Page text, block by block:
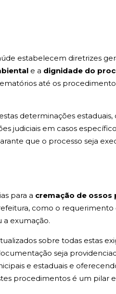
estabelecem diretrizes
e a dignidade do
até os
determinações estaduais,
judiciais em casos
que o processo seja
para a cremação de ossos
como o requerimento
a exumação.
sobre todas estas
seja
e estaduais e
procedimentos é um pilar